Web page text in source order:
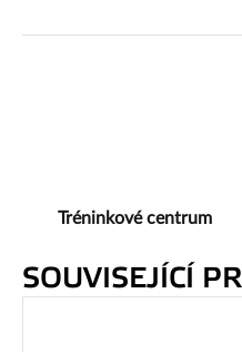
Tréninkové centrum
SOUVISEJÍCÍ